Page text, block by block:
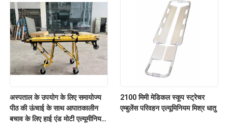
अस्पताल के उपयोग के लिए समायोज्य
पीठ की ऊंचाई के साथ आपातकालीन
बचाव के लिए हाई एंड मोटी एल्यूमीनियम
2100 मिमी मेडिकल स्कूप स्ट्रेचर
एम्बुलेंस परिवहन एल्यूमिनियम मिश्र धातु